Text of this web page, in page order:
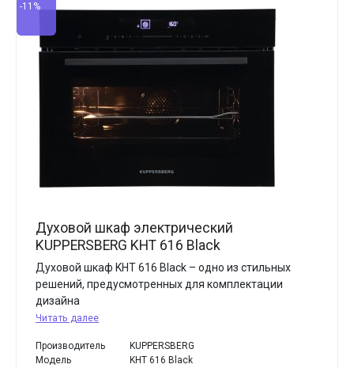
-11%
Духовой шкаф электрический
KUPPERSBERG KHT 616 Black
Духовой шкаф KHT 616 Black – одно из стильных
решений, предусмотренных для комплектации
дизайна
Читать далее
Производитель
KUPPERSBERG
Модель
KHT 616 Black